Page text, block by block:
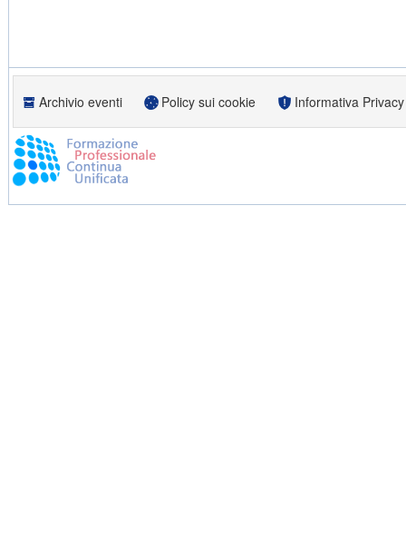
Archivio eventi Policy sui cookie Informativa Privacy